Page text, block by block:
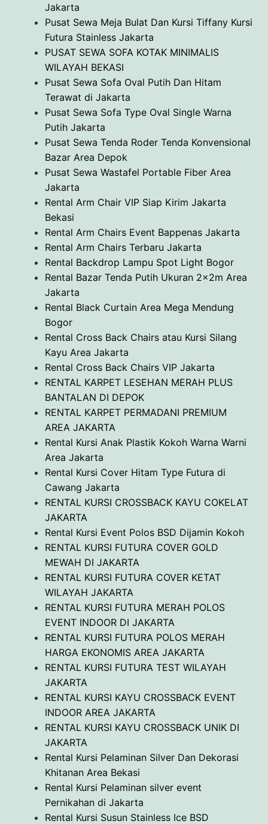
Jakarta
Pusat Sewa Meja Bulat Dan Kursi Tiffany Kursi
Futura Stainless Jakarta
PUSAT SEWA SOFA KOTAK MINIMALIS
WILAYAH BEKASI
Pusat Sewa Sofa Oval Putih Dan Hitam
Terawat di Jakarta
Pusat Sewa Sofa Type Oval Single Warna
Putih Jakarta
Pusat Sewa Tenda Roder Tenda Konvensional
Bazar Area Depok
Pusat Sewa Wastafel Portable Fiber Area
Jakarta
Rental Arm Chair VIP Siap Kirim Jakarta
Bekasi
Rental Arm Chairs Event Bappenas Jakarta
Rental Arm Chairs Terbaru Jakarta
Rental Backdrop Lampu Spot Light Bogor
Rental Bazar Tenda Putih Ukuran 2x2m Area
Jakarta
Rental Black Curtain Area Mega Mendung
Bogor
Rental Cross Back Chairs atau Kursi Silang
Kayu Area Jakarta
Rental Cross Back Chairs VIP Jakarta
RENTAL KARPET LESEHAN MERAH PLUS
BANTALAN DI DEPOK
RENTAL KARPET PERMADANI PREMIUM
AREA JAKARTA
Rental Kursi Anak Plastik Kokoh Warna Warni
Area Jakarta
Rental Kursi Cover Hitam Type Futura di
Cawang Jakarta
RENTAL KURSI CROSSBACK KAYU COKELAT
JAKARTA
Rental Kursi Event Polos BSD Dijamin Kokoh
RENTAL KURSI FUTURA COVER GOLD
MEWAH DI JAKARTA
RENTAL KURSI FUTURA COVER KETAT
WILAYAH JAKARTA
RENTAL KURSI FUTURA MERAH POLOS
EVENT INDOOR DI JAKARTA
RENTAL KURSI FUTURA POLOS MERAH
HARGA EKONOMIS AREA JAKARTA
RENTAL KURSI FUTURA TEST WILAYAH
JAKARTA
RENTAL KURSI KAYU CROSSBACK EVENT
INDOOR AREA JAKARTA
RENTAL KURSI KAYU CROSSBACK UNIK DI
JAKARTA
Rental Kursi Pelaminan Silver Dan Dekorasi
Khitanan Area Bekasi
Rental Kursi Pelaminan silver event
Pernikahan di Jakarta
Rental Kursi Susun Stainless Ice BSD